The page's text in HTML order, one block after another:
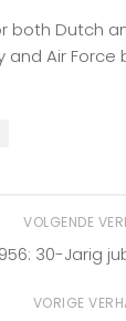
both Dutch
and Air Force
VOLGENDE
30-Jarig
VORIGE